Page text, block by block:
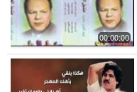
00:00:00